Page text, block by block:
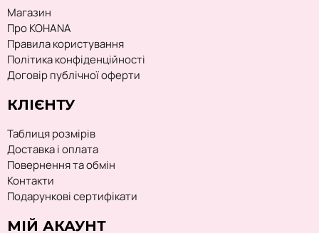
Магазин
Про KOHANA
Правила користування
Політика конфіденційності
Договір публічної оферти
КЛІЄНТУ
Таблиця розмірів
Доставка і оплата
Повернення та обмін
Контакти
Подарункові сертифікати
МІЙ АКАУНТ